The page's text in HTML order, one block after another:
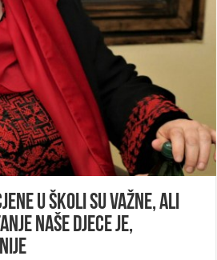
u školi su važne, ali
naše djece je,